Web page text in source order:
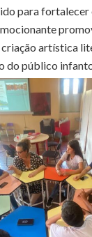
para
artística
do público